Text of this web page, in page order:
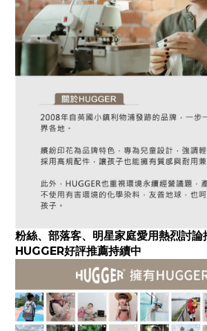
粉絲、部落客、明星家庭愛用熱烈討論
HUGGER好評推薦持續中